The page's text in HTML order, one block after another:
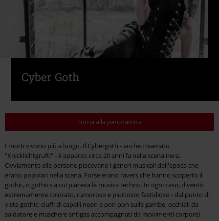
Cyber Goth
Torna alla panoramica
I morti vivono più a lungo. Il Cybergoth - anche chiamato
"Knicklichtgrufti" - è apparso circa 20 anni fa nella scena nera.
Ovviamente alle persone piacevano i generi musicali dell'epoca che
erano popolari nella scena. Forse erano ravers che hanno scoperto il
gothic, o gothics a cui piaceva la musica techno. In ogni caso, diventò
estremamente colorato, rumoroso e piuttosto fastidioso - dal punto di
vista gothic: ciuffi di capelli neon e pon pon sulle gambe, occhiali da
saldatore e maschere antigas accompagnati da movimenti corporei